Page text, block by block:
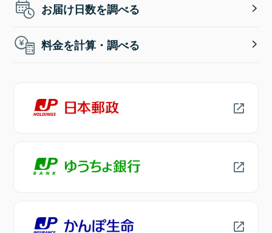
お届け日数を調べる
料金を計算・調べる